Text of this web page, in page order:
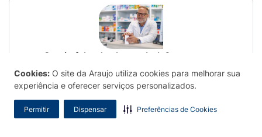
Cookies: O site da Araujo utiliza cookies para melhorar sua
experiência e oferecer serviços personalizados.
Permitir Dispensar Preferências de Cookies
Sentiu falta de alguma bula?
Contribua para o nosso bulário e ajude a comunidade.
Enviar sugestão de bula